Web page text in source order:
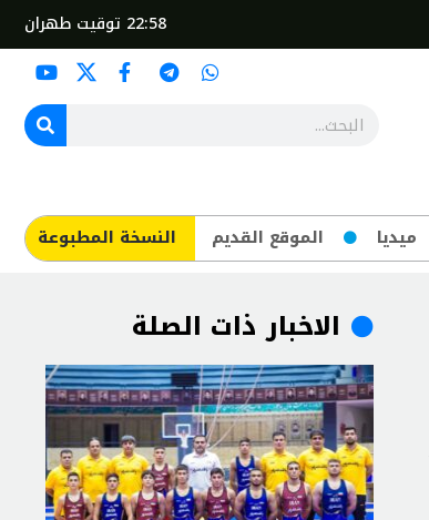
22:58 توقيت طهران
ميديا الموقع القديم ​النسخة المطبوعة
الاخبار ذات الصلة